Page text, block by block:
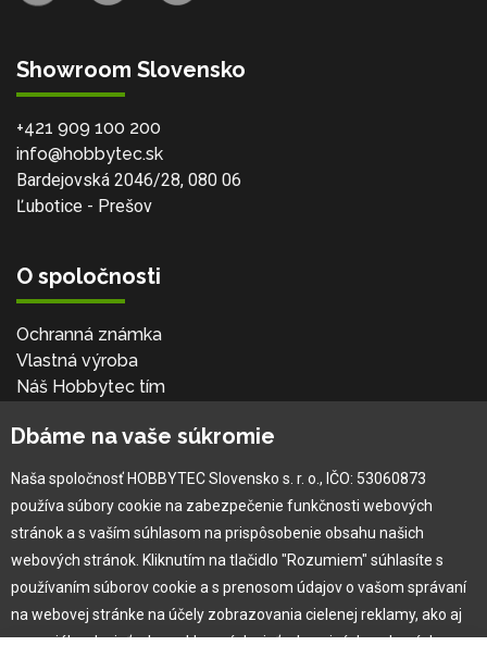
Showroom Slovensko
+421 909 100 200
info@hobbytec.sk
Bardejovská 2046/28, 080 06
Ľubotice - Prešov
O spoločnosti
Ochranná známka
Vlastná výroba
Náš Hobbytec tím
Naša história
Pre zákazníka
Garancia najlepšej ceny
Užívateľský manuál
Dbáme na vaše súkromie
Naša spoločnosť HOBBYTEC Slovensko s. r. o., IČO: 53060873
používa súbory cookie na zabezpečenie funkčnosti webových
stránok a s vaším súhlasom na prispôsobenie obsahu našich
webových stránok. Kliknutím na tlačidlo "Rozumiem" súhlasíte s
používaním súborov cookie a s prenosom údajov o vašom správaní
na webovej stránke na účely zobrazovania cielenej reklamy, ako aj
na sociálnych sieťach a reklamných sieťach na iných webových